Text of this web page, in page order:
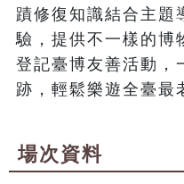
蹟修復知識結合主題
驗，提供不一樣的博
登記臺博友善活動，
跡，輕鬆樂遊全臺最
場次資料